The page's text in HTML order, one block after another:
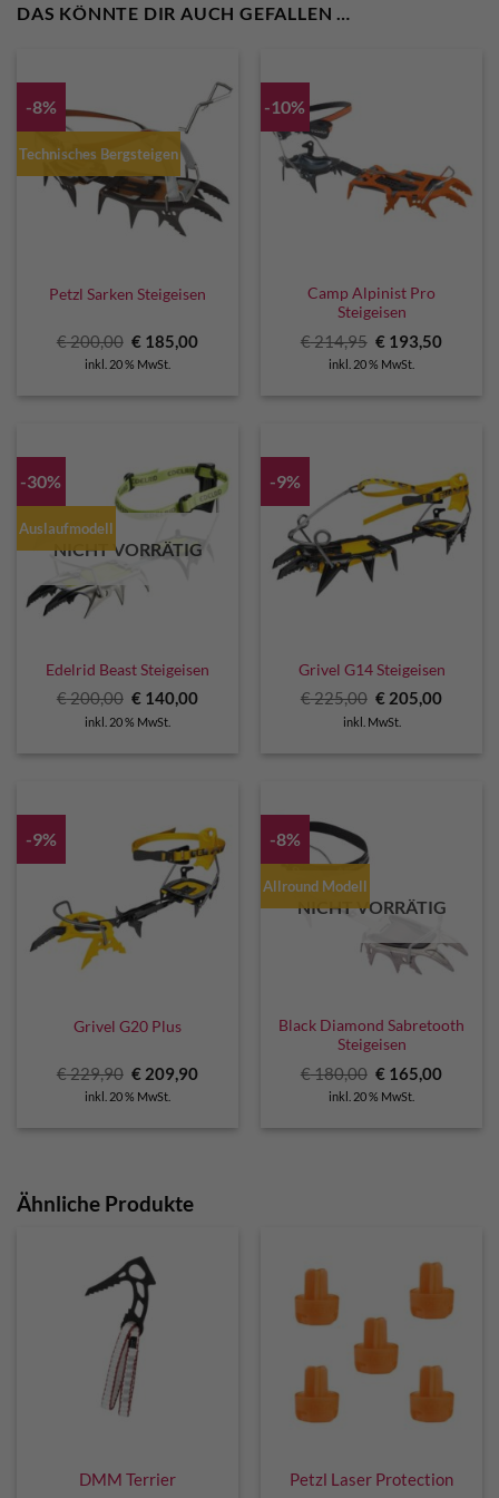
DAS KÖNNTE DIR AUCH GEFALLEN …
-8%
Technisches Bergsteigen
Petzl Sarken Steigeisen
€200,00 Ursprünglicher
Preis
war:
€ 185,00Aktueller
inkl. 20 % MwSt.
-10%
Camp Alpinist Pro
Steigeisen
€214,95 Ursprünglicher
Preis
war:
€ 193,50
inkl. 20 % MwSt.
-30%
Auslaufmodell
NICHT VORRÄTIG
Edelrid Beast Steigeisen
€200,00 Ursprünglicher
war:
€ 140,00Aktueller
inkl. 20 % MwSt.
-9%
Grivel G14 Steigeisen
€225,00 Ursprünglicher
war:
€ 205,00
inkl. MwSt.
-9%
Grivel G20 Plus
€229,90 Ursprünglicher
Preis
war:
€ 209,90Aktueller
inkl. 20 % MwSt.
-8%
Allround Modell
NICHT VORRÄTIG
Black Diamond Sabretooth
Steigeisen
€180,00 Ursprünglicher
Preis
war:
€ 165,00
inkl. 20 % MwSt.
Ähnliche Produkte
DMM Terrier Petzl Laser Protection